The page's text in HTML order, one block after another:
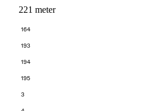
221 meter
164
193
194
195
3